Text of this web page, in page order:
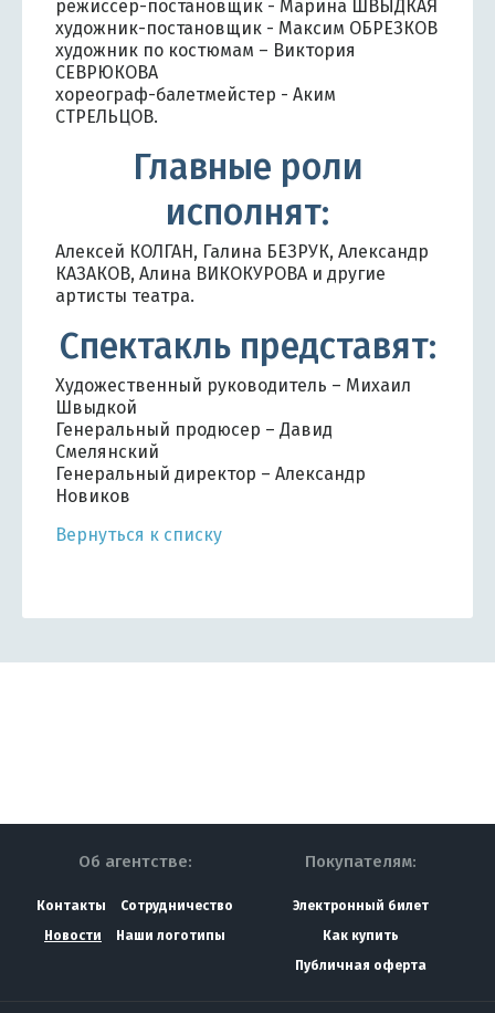
режиссер-постановщик - Марина ШВЫДКАЯ
художник-постановщик - Максим ОБРЕЗКОВ
художник по костюмам – Виктория
СЕВРЮКОВА
хореограф-балетмейстер - Аким
СТРЕЛЬЦОВ.
Главные роли
исполнят:
Алексей КОЛГАН, Галина БЕЗРУК, Александр
КАЗАКОВ, Алина ВИКОКУРОВА и другие
артисты театра.
Спектакль представят:
Художественный руководитель – Михаил
Швыдкой
Генеральный продюсер – Давид
Смелянский
Генеральный директор – Александр
Новиков
Вернуться к списку
Об агентстве:
Контакты
Сотрудничество
Новости
Наши логотипы
Покупателям:
Электронный билет
Как купить
Публичная оферта